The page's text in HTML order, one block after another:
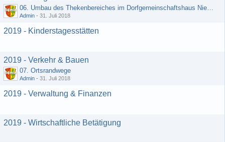
06. Umbau des Thekenbereiches im Dorfgemeinschaftshaus Niedermeilingen und Schaffung eines Lagerraumes
Admin - 31. Juli 2018
2019 - Kinderstagesstätten
2019 - Verkehr & Bauen
07. Ortsrandwege
Admin - 31. Juli 2018
2019 - Verwaltung & Finanzen
2019 - Wirtschaftliche Betätigung